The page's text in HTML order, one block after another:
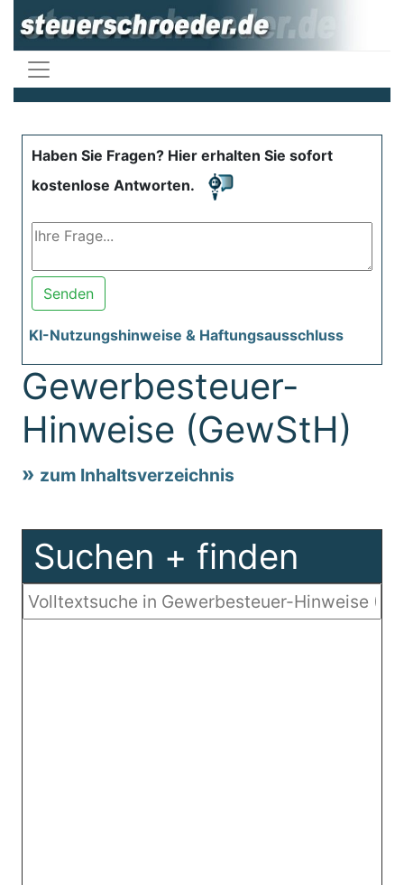
Haben Sie Fragen? Hier erhalten Sie sofort
kostenlose Antworten.
Senden
KI-Nutzungshinweise & Haftungsausschluss
Gewerbesteuer-
Hinweise (GewStH)
zum Inhaltsverzeichnis
Suchen + finden